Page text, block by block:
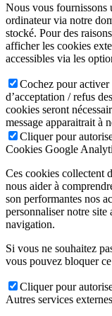
Nous vous fournissons
ordinateur via notre
stocké. Pour des
afficher les cookies
accessibles via les
Cochez pour activer
d’acceptation / refus
cookies seront
message apparaitrait à
Cliquer pour
Cookies Google
Ces cookies collectent
nous aider à
son performantes nos
personnaliser notre site
navigation.
Si vous ne souhaitez
vous pouvez bloquer
Cliquer pour
Autres services externes